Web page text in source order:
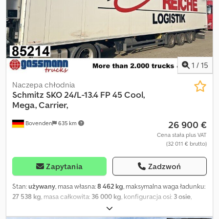
aluminiowa ochrona najazdowa, podpory, skrzynka narzędziowa,
agregat chłodniczy Diesel/elektryczny. Nadwozie: izolowana 3-
osiowa naczepa chłodnicza ok. 92 m³ z systemem
dwupoziomowym, zabezpieczenie ładunku, drzwi skrzydłowe i
agregat chłodniczy Carrier Vector 1550 R2 (elektryczny/diesla), 3x
9t osie SCB z hamulcami tarczowymi, pierwsza oś podnoszona.
Dcjdevhkcaepfx Aixek Wysokość załadunku ok. 1.050 mm!
INFORMACJE O WYPOSAŻENIU BEZ GWARANCJI, zastrzeżenie
zmian, sprzedaży pośredniej oraz pomyłek!
1 / 15
Bovenden 635 km
Naczepa chłodnia
Schmitz SKO 24/L-13.4 FP 45 Cool,
Mega, Carrier,
26 900 €
Cena stała plus VAT
(32 011 € brutto)
Zapytania Zadzwoń
Stan:używany, masa własna:8 462 kg, maksymalna waga ładunku:
27 538 kg, masa całkowita: 36 000 kg, konfiguracja osi: 3 osie,
, długość przestrzeni ładunkowej:
13 320 mm, szerokość przestrzeni ładunkowej:2 510 mm,